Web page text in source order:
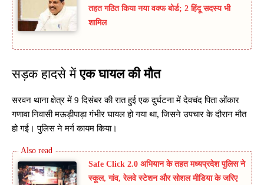
तहत गठित किया नया वक्फ बोर्ड; 2 हिंदू सदस्य भी
शामिल
सड़क हादसे मेंएक घायल की मौत
सरवन थाना क्षेत्र में 9 दिसंबर की रात हुई एक दुर्घटना में देवचंद पिता ओंकार
गणावा निवासी मऊड़ीपाड़ा गंभीर घायल हो गया था, जिसने उपचार के दौरान मौत
हो गई। पुलिस ने मर्ग कायम किया।
Safe Click 2.0 अभियान के तहत मध्यप्रदेश पुलिस ने
स्कूल, गांव, रेलवे स्टेशन और सोशल मीडिया के जरिए